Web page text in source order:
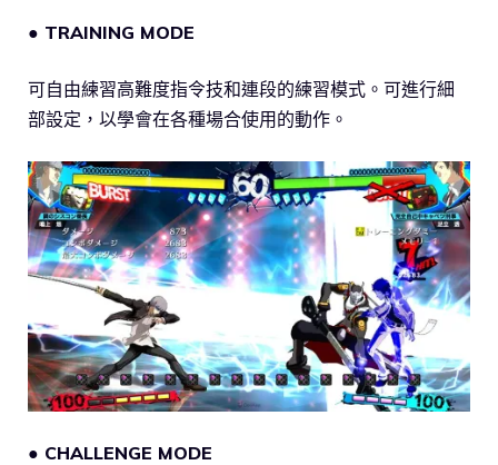
● TRAINING MODE
可自由練習高難度指令技和連段的練習模式。可進行細
部設定，以學會在各種場合使用的動作。
● CHALLENGE MODE